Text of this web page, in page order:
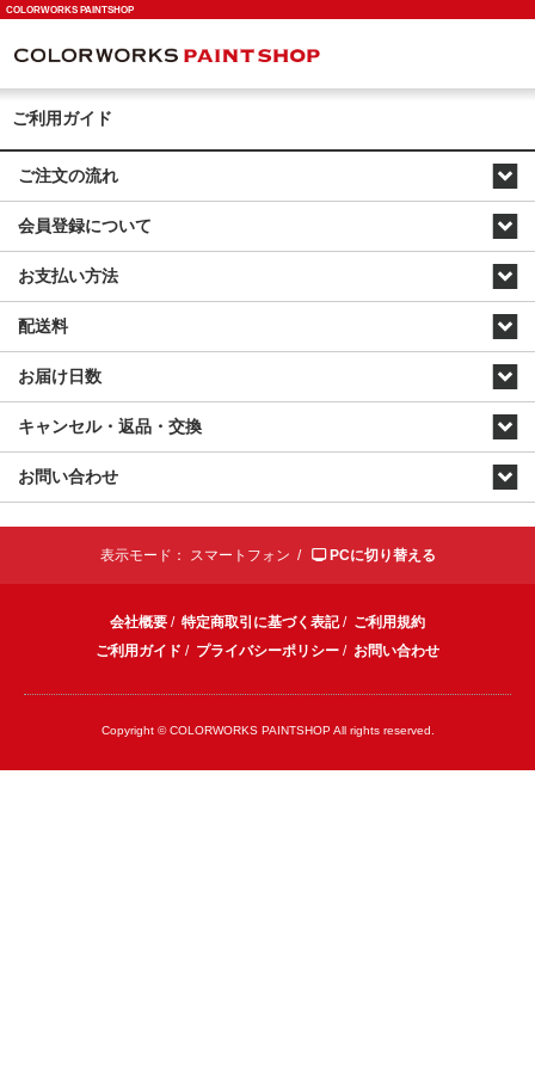
COLORWORKS PAINTSHOP
ご利用ガイド
ご注文の流れ
会員登録について
お支払い方法
配送料
お届け日数
キャンセル・返品・交換
お問い合わせ
表示モード： スマートフォン / PCに切り替える
会社概要 / 特定商取引に基づく表記/ ご利用規約
ご利用ガイド / プライバシーポリシー / お問い合わせ
Copyright © COLORWORKS PAINTSHOP All rights reserved.